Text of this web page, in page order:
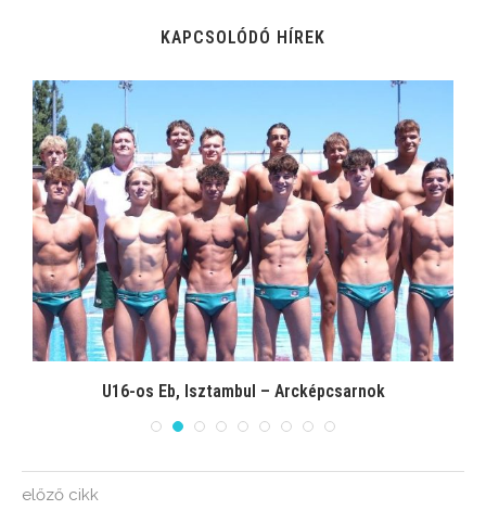
KAPCSOLÓDÓ HÍREK
U16-os Eb, Isztambul – Arcképcsarnok
előző cikk